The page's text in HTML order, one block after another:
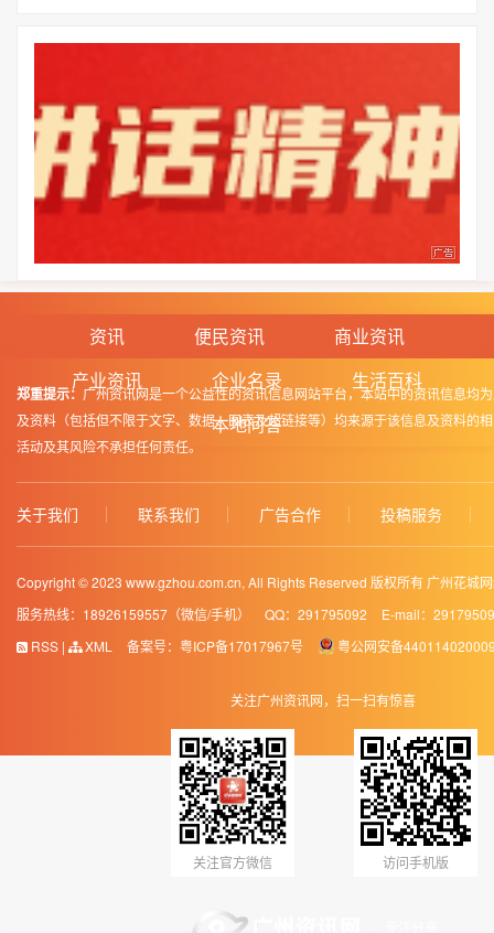
资讯 便民资讯
商业资讯
产业资讯
企业名录
生活百科
本地问答
郑重提示： 广州资讯网是一个公益性的资讯信息网站平台，本站中的资讯信息均
及资料（包括但不限于文字、数据、图表及超链接等）均来源于该信息及资料
活动及其风险不承担任何责任。
关于我们 联系我们 广告合作 投稿服务
Copyright © 2023 www.gzhou.com.cn, All Rights Reserved 版权所有 广州花城
服务热线：18926159557（微信/手机）
QQ：291795092
E-mail：
RSS | XML 备案号： 粤ICP备17017967号 粤公网安备
关注广州资讯网，扫一扫有惊喜
关注官方微信 访问手机版